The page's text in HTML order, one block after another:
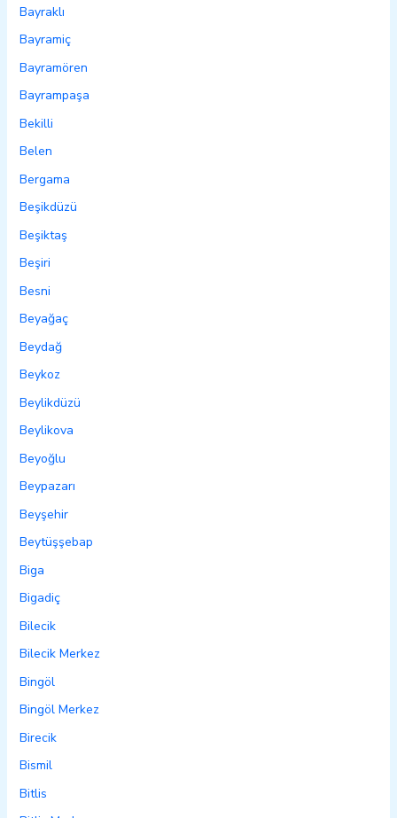
Bayraklı
Bayramiç
Bayramören
Bayrampaşa
Bekilli
Belen
Bergama
Beşikdüzü
Beşiktaş
Beşiri
Besni
Beyağaç
Beydağ
Beykoz
Beylikdüzü
Beylikova
Beyoğlu
Beypazarı
Beyşehir
Beytüşşebap
Biga
Bigadiç
Bilecik
Bilecik Merkez
Bingöl
Bingöl Merkez
Birecik
Bismil
Bitlis